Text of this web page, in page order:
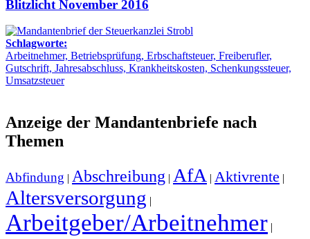
Blitzlicht November 2016
Schlagworte:
Arbeitnehmer, Betriebsprüfung, Erbschaftsteuer, Freiberufler,
Gutschrift, Jahresabschluss, Krankheitskosten, Schenkungssteuer,
Umsatzsteuer
Anzeige der Mandantenbriefe nach
Themen
Abfindung | Abschreibung | AfA | Aktivrente |
Altersversorgung |
Arbeitgeber/Arbeitnehmer |